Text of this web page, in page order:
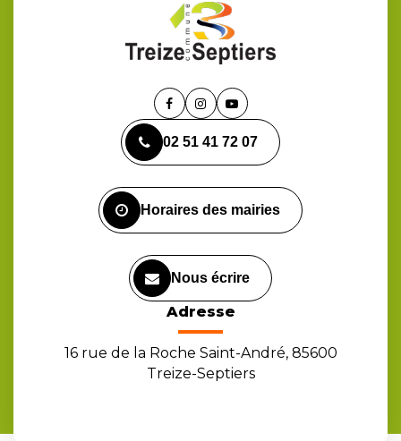
Lien
le
compte
Lien
le
compte
Lien
la
chaîne
02 51 41 72 07
Horaires des mairies
Nous écrire
Adresse
16 rue de la Roche Saint-André, 85600
Treize-Septiers